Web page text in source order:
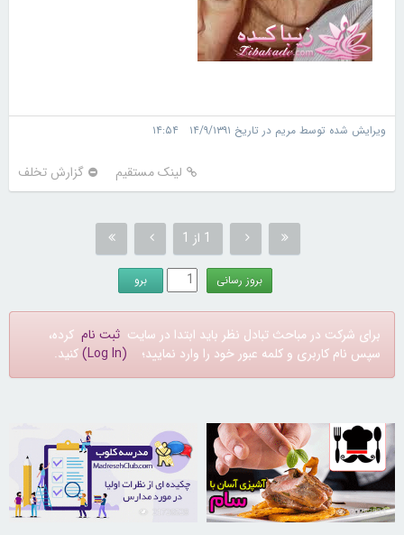
ویرایش شده توسط مریم در تاریخ ۱۴/۹/۱۳۹۱ ۱۴:۵۴
لینک مستقیم گزارش تخلف
1 از 1
برای شرکت در مباحث تبادل نظر باید ابتدا در سایت ثبت نام کرده،
سپس نام کاربری و کلمه عبور خود را وارد نمایید؛ (Log In) کنید.
30253233